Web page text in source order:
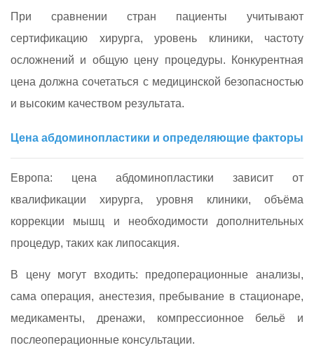
При сравнении стран пациенты учитывают
сертификацию хирурга, уровень клиники, частоту
осложнений и общую цену процедуры. Конкурентная
цена должна сочетаться с медицинской безопасностью
и высоким качеством результата.
Цена абдоминопластики и определяющие факторы
Европа: цена абдоминопластики зависит от
квалификации хирурга, уровня клиники, объёма
коррекции мышц и необходимости дополнительных
процедур, таких как липосакция.
В цену могут входить: предоперационные анализы,
сама операция, анестезия, пребывание в стационаре,
медикаменты, дренажи, компрессионное бельё и
послеоперационные консультации.